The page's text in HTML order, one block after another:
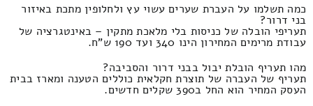
כמה תשלמו על העברת שערים עשוי עץ ולחלופין מתכת באיזור
בני דרור?
תעריפי הובלה של כניסות בלי מלאכת מתקין – באינטגרציה של
עבודת מרימים המחירון הינו 340 ועד 190 ש"ח.
מהו תעריף הובלת יבול בבני דרור והסביבה?
תעריף של העברה של תוצרת חקלאית כוללים הטענה ומארז בבית
העסק המחיר הוא החל ב390 שקלים חדשים.